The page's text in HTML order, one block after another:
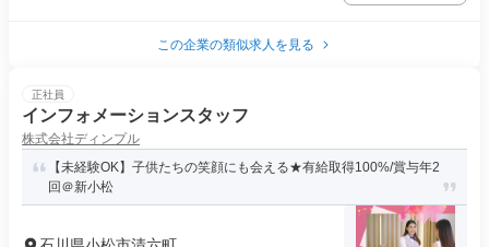
この企業の類似求人を見る
正社員
インフォメーションスタッフ
株式会社ディンプル
【未経験OK】子供たちの笑顔にも会える★有給取得100%/賞与年2
回＠新小松